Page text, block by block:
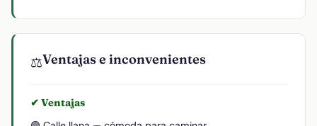
⚖️Ventajas e inconvenientes
✔ Ventajas